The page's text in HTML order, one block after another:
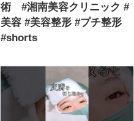
術 #湘南美容クリニック #
美容 #美容整形 #プチ整形
#shorts